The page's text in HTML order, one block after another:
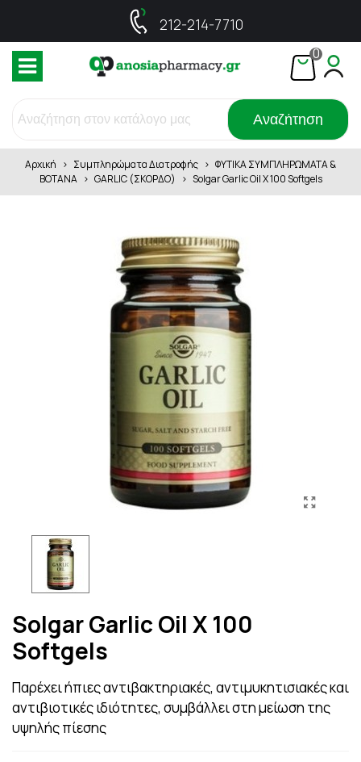
212-214-7710
0
Αναζήτηση
Αρχική > Συμπληρώματα Διατροφής > ΦΥΤΙΚΑ ΣΥΜΠΛΗΡΩΜΑΤΑ &
ΒΟΤΑΝΑ > GARLIC (ΣΚΟΡΔΟ) > Solgar Garlic Oil X 100 Softgels
Solgar Garlic Oil X 100
Softgels
Παρέχει ήπιες αντιβακτηριακές, αντιμυκητισιακές και
αντιβιοτικές ιδιότητες, συμβάλλει στη μείωση της
υψηλής πίεσης